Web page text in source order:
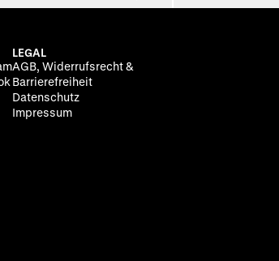
LEGAL
AGB, Widerrufsrecht &
Barrierefreiheit
Datenschutz
Impressum